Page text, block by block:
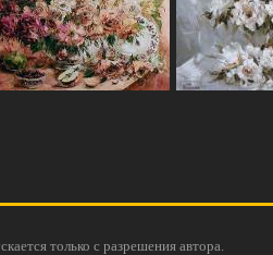
только с разрешения автора.